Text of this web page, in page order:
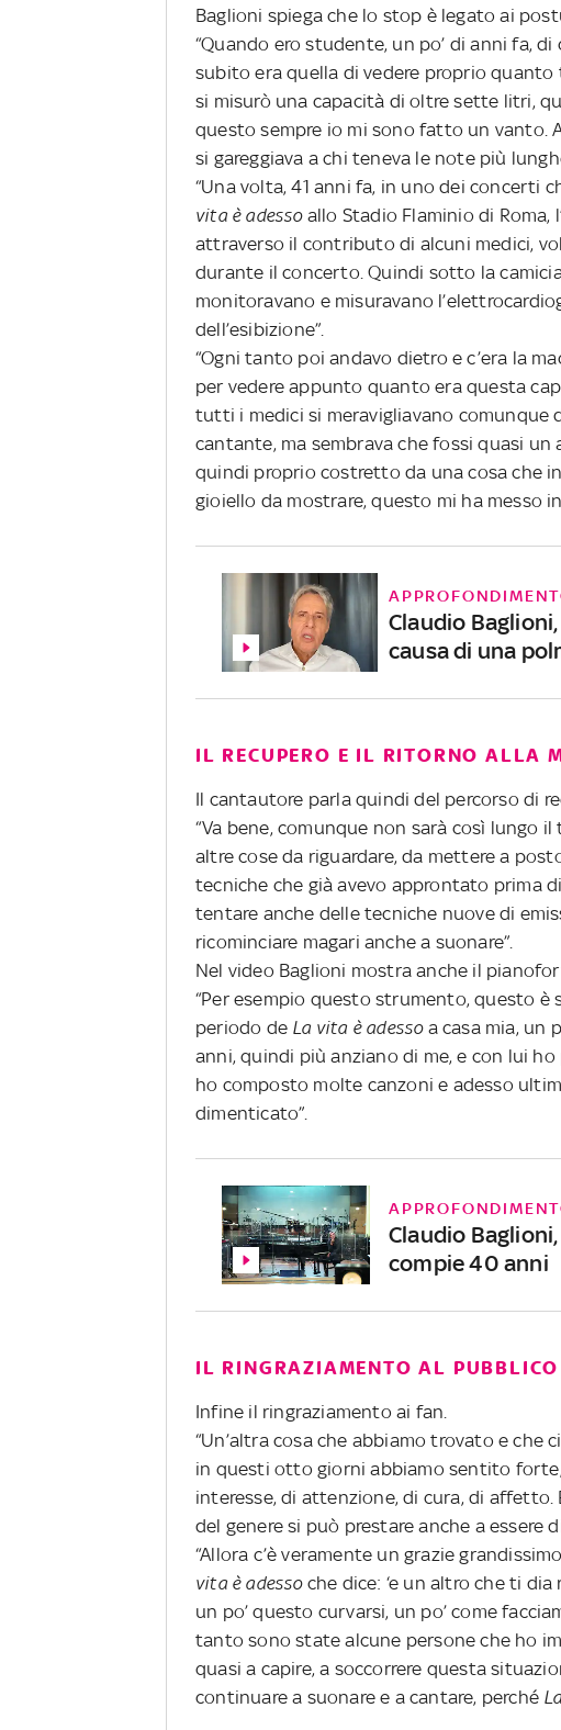
Baglioni spiega che lo stop è legato ai
“Quando ero studente, un po’ di anni fa,
subito era quella di vedere proprio
si misurò una capacità di oltre sette litri,
questo sempre io mi sono fatto un vanto.
si gareggiava a chi teneva le note più
“Una volta, 41 anni fa, in uno dei concerti
vita è adessoallo Stadio Flaminio di Roma,
attraverso il contributo di alcuni medici,
durante il concerto. Quindi sotto la
monitoravano e misuravano
dell’esibizione”.
“Ogni tanto poi andavo dietro e c’era la
per vedere appunto quanto era questa
tutti i medici si meravigliavano comunque
cantante, ma sembrava che fossi quasi
quindi proprio costretto da una cosa che
gioiello da mostrare, questo mi ha messo
Claudio
causa di una
IL RECUPERO E IL RITORNO ALLA
Il cantautore parla quindi del percorso di
“Va bene, comunque non sarà così lungo
altre cose da riguardare, da mettere a
tecniche che già avevo approntato prima
tentare anche delle tecniche nuove di
ricominciare magari anche a suonare”.
Nel video Baglioni mostra anche il
“Per esempio questo strumento, questo
periodo de La vita è adessoa casa mia, un
anni, quindi più anziano di me, e con lui
ho composto molte canzoni e adesso
dimenticato”.
Claudio
compie 40 anni
IL RINGRAZIAMENTO AL PUBBLICO
Infine il ringraziamento ai fan.
“Un’altra cosa che abbiamo trovato e
in questi otto giorni abbiamo sentito
interesse, di attenzione, di cura, di
del genere si può prestare anche a essere
“Allora c’è veramente un grazie
vita è adessoche dice: ‘e un altro che ti dia
un po’ questo curvarsi, un po’ come
tanto sono state alcune persone che ho
quasi a capire, a soccorrere questa
continuare a suonare e a cantare, perché